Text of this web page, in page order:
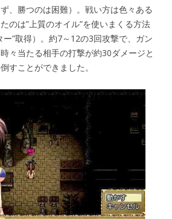
、勝つのは困難）。戦い方は色々ある
のは”上質のオイル”を使いまくる方法
ー”取得）。約7～12の3回攻撃で、ガン
々当たる相手の打撃が約30ダメージと
すことができました。